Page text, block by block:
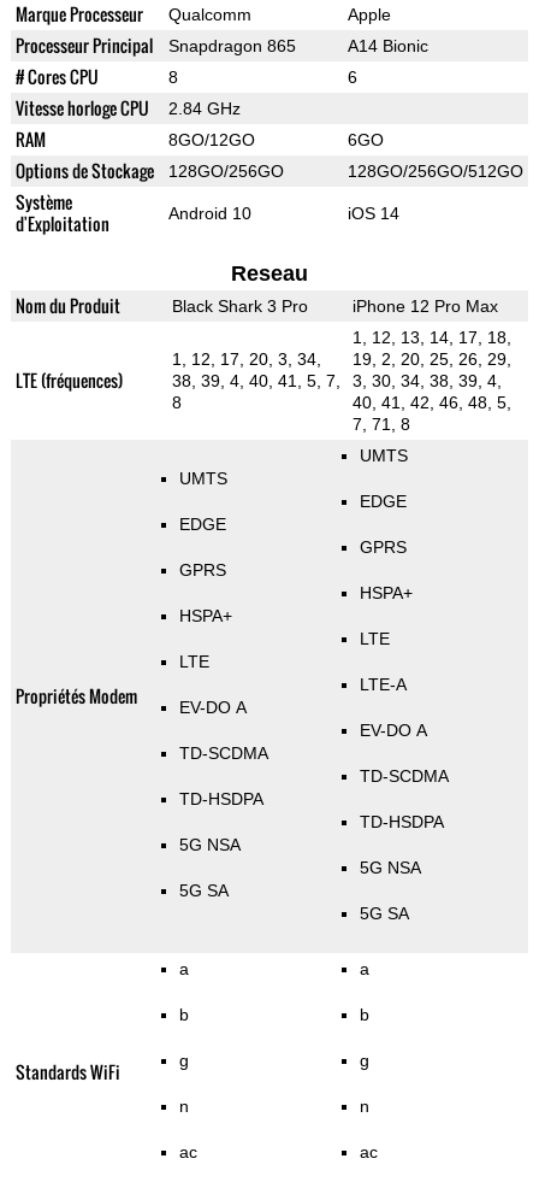
Marque Processeur Qualcomm Apple
Processeur Principal Snapdragon 865 A14 Bionic
# Cores CPU 8 6
Vitesse horloge CPU 2.84 GHz
RAM 8GO/12GO 6GO
Options de Stockage 128GO/256GO 128GO/256GO/512GO
Système
d'Exploitation
Android 10 iOS 14
Reseau
Nom du Produit Black Shark 3 Pro iPhone 12 Pro Max
LTE (fréquences)
1, 12, 17, 20, 3, 34,
38, 39, 4, 40, 41, 5, 7,
8
1, 12, 13, 14, 17, 18,
19, 2, 20, 25, 26, 29,
3, 30, 34, 38, 39, 4,
40, 41, 42, 46, 48, 5,
7, 71, 8
Propriétés Modem
UMTS
EDGE
GPRS
HSPA+
LTE
EV-DO A
TD-SCDMA
TD-HSDPA
5G NSA
5G SA
UMTS
EDGE
GPRS
HSPA+
LTE
LTE-A
EV-DO A
TD-SCDMA
TD-HSDPA
5G NSA
5G SA
Standards WiFi
a
b
g
n
ac
a
b
g
n
ac